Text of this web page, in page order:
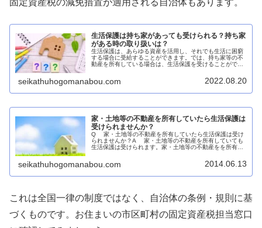
固定資産税の減免措置が適用される自治体もあります。
生活保護は持ち家があっても受けられる？持ち家
がある時の取り扱いは？
生活保護は、あらゆる資産を活用し、それでも生活に困窮
する場合に受給することができます。では、持ち家等の不
動産を所有している場合は、生活保護を受けることができ
seikathuhogomanabou.com 2022.08.20
家・土地等の不動産を所有していたら生活保護は
受けられませんか？
Q 家・土地等の不動産を所有していたら生活保護は受け
られませんか？A 家・土地等の不動産を所有していても
生活保護は受けられます。家・土地等の不動産をを所有し
seikathuhogomanabou.com 2014.06.13
これは全国一律の制度ではなく、自治体の条例・規則に基
づくものです。お住まいの市区町村の固定資産税担当窓口